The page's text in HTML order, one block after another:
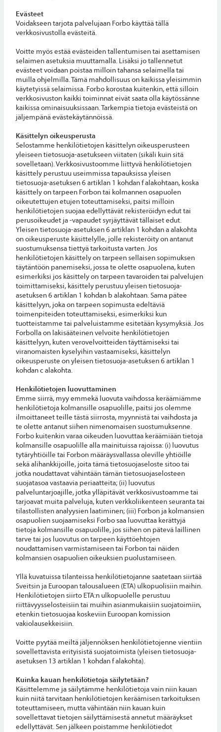
Evästeet
Voidakseen tarjota palvelujaan Forbo käyttää tällä
verkkosivustolla evästeitä.
Voitte myös estää evästeiden tallentumisen tai asettamisen
selaimen asetuksia muuttamalla. Lisäksi jo tallennetut
evästeet voidaan poistaa milloin tahansa selaimella tai
muilla ohjelmilla. Tämä mahdollisuus on kaikissa yleisimmin
käytetyissä selaimissa. Forbo korostaa kuitenkin, että silloin
verkkosivuston kaikki toiminnat eivät saata olla käytössänne
kaikissa ominaisuuksissaan. Tarkempia tietoja evästeistä on
jäljempänä evästekäytännöissä.
Käsittelyn oikeusperusta
Selostamme henkilötietojen käsittelyn oikeusperusteen
yleiseen tietosuoja-asetukseen viitaten (sikäli kuin sitä
sovelletaan). Verkkosivustoomme liittyvä henkilötietojen
käsittely perustuu useimmissa tapauksissa yleisen
tietosuoja-asetuksen 6 artiklan 1 kohdan f alakohtaan, koska
käsittely on tarpeen Forbon tai kolmannen osapuolen
oikeutettujen etujen toteuttamiseksi, paitsi milloin
henkilötietojen suojaa edellyttävät rekisteröidyn edut tai
perusoikeudet ja -vapaudet syrjäyttävät tällaiset edut.
Yleisen tietosuoja-asetuksen 6 artiklan 1 kohdan a alakohta
on oikeusperuste käsittelylle, jolle rekisteröity on antanut
suostumuksensa tiettyä tarkoitusta varten. Jos
henkilötietojen käsittely on tarpeen sellaisen sopimuksen
täytäntöön panemiseksi, jossa te olette osapuolena, kuten
esimerkiksi jos käsittely on tarpeen tavaroiden tai palvelujen
toimittamiseksi, käsittely perustuu yleisen tietosuoja-
asetuksen 6 artiklan 1 kohdan b alakohtaan. Sama pätee
käsittelyyn, joka on tarpeen sopimusta edeltäviä
toimenpiteiden toteuttamiseksi, esimerkiksi kun
tuotteistamme tai palveluistamme esitetään kysymyksiä. Jos
Forbolla on lakisääteinen velvoite henkilötietojen
käsittelyyn, kuten verovelvoitteiden täyttämiseksi tai
viranomaisten kyselyihin vastaamiseksi, käsittelyn
oikeusperuste on yleisen tietosuoja-asetuksen 6 artiklan 1
kohdan c alakohta.
Henkilötietojen luovuttaminen
Emme siirrä, myy emmekä luovuta vaihdossa keräämiämme
henkilötietoja kolmansille osapuolille, paitsi jos olemme
ilmoittaneet teille tästä siirrosta, myynnistä tai vaihdosta ja
te olette antanut siihen nimenomaisen suostumuksenne.
Forbo kuitenkin varaa oikeuden luovuttaa keräämiään tietoja
kolmansille osapuolille alla mainituissa rajoissa: (i) luovutus
tytäryhtiöille tai Forbon määräysvallassa oleville yhtiöille
sekä alihankkijoille, joita tämä tietosuojaseloste sitoo tai
jotka noudattavat vähintään tämän tietosuojaselosteen
suojatasoa vastaavia periaatteita; (ii) luovutus
palveluntarjoajille, jotka ylläpitävät verkkosivustoamme tai
tarjoavat muita palveluja, kuten verkkoliikenteen seuranta tai
tilastollisten analyysien laatiminen; (iii) Forbon ja kolmansien
osapuolien suojaamiseksi Forbo saa luovuttaa kerättyjä
tietoja kolmansille osapuolille, jos siihen on pätevä laillinen
tarve tai jos luovutus on tarpeen käyttöehtojen
noudattamisen varmistamiseen tai Forbon tai näiden
kolmansien osapuolien oikeuksien puolustamiseen.
Yllä kuvatuissa tilanteissa henkilötietojanne saatetaan siirtää
Sveitsin ja Euroopan talousalueen (ETA) ulkopuolisiin maihin.
Henkilötietojen siirto ETA:n ulkopuolelle perustuu
riittävyysselosteisiin tai muihin asianmukaisiin suojatoimiin,
etenkin tietosuojaa koskeviin Euroopan komission
vakiolausekkeisiin.
Voitte pyytää meiltä jäljennöksen henkilötietojenne vientiin
sovellettavista erityisistä suojatoimista (yleisen tietosuoja-
asetuksen 13 artiklan 1 kohdan f alakohta).
Kuinka kauan henkilötietoja säilytetään?
Käsittelemme ja säilytämme henkilötietoja vain niin kauan
kuin niitä tarvitaan henkilötietojen keräämisen tarkoituksen
toteuttamiseen, mutta vähintään niin kauan kuin
sovellettavat tietojen säilyttämisestä annetut määräykset
edellyttävät. Sen jälkeen poistamme henkilötiedot